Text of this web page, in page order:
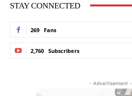
STAY CONNECTED
269 Fans
2,760 Subscribers
- Advertisement -